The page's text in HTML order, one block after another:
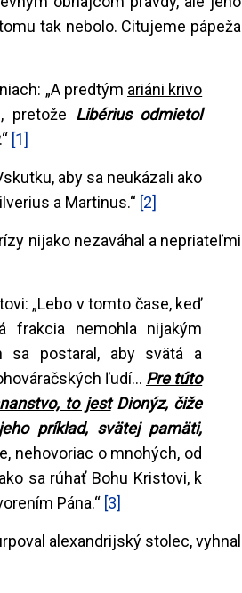
tak nebolo. Citujeme pápeža
„A predtým ariáni krivo
pretože Libérius odmietol
[1]
aby sa neukázali ako
a Martinus.“ [2]
nijako nezaváhal a nepriateľmi
„Lebo v tomto čase, keď
frakcia nemohla nijakým
sa postaral, aby svätá a
ľudí... Pre túto
to jestDionýz, čiže
príklad, svätej pamäti,
nehovoriac o mnohých, od
sa rúhať Bohu Kristovi, k
Pána.“ [3]
alexandrijský stolec, vyhnal